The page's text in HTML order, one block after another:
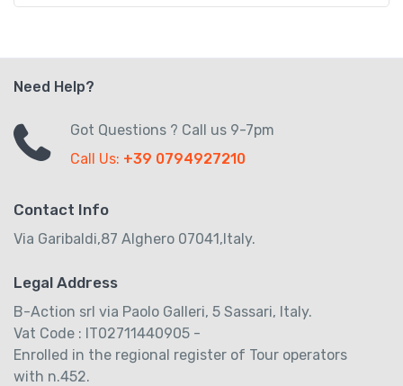
Need Help?
Got Questions ? Call us 9-7pm
Call Us: +39 0794927210
Contact Info
Via Garibaldi,87 Alghero 07041,Italy.
Legal Address
B-Action srl via Paolo Galleri, 5 Sassari, Italy.
Vat Code : IT02711440905 -
Enrolled in the regional register of Tour operators
with n.452.